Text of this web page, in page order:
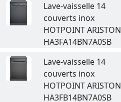
Lave-vaisselle 14
couverts inox
HOTPOINT ARISTON
HA3FA14BN7A0SB
Lave-vaisselle 14
couverts inox
HOTPOINT ARISTON
HA3FB14BN7A0SB